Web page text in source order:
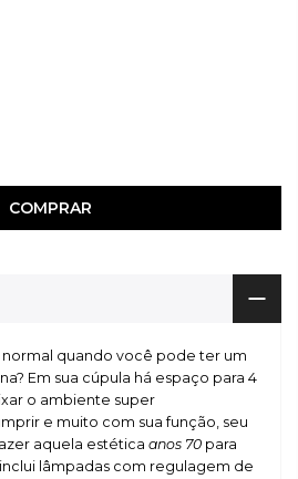
COMPRAR
quando você pode ter um
Em sua cúpula há espaço para 4
o ambiente super
e muito com sua função, seu
aquela estética anos 70 para
lâmpadas com regulagem de